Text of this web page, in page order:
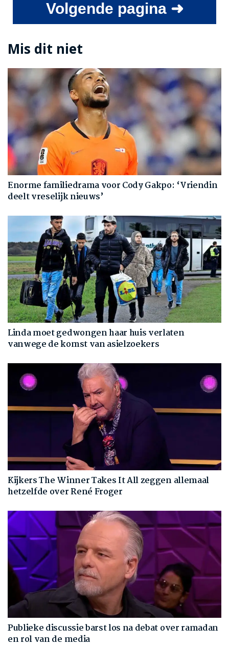
Volgende pagina ➜
Mis dit niet
Enorme familiedrama voor Cody Gakpo: ‘Vriendin
deelt vreselijk nieuws’
Linda moet gedwongen haar huis verlaten
vanwege de komst van asielzoekers
Kijkers The Winner Takes It All zeggen allemaal
hetzelfde over René Froger
Publieke discussie barst los na debat over ramadan
en rol van de media